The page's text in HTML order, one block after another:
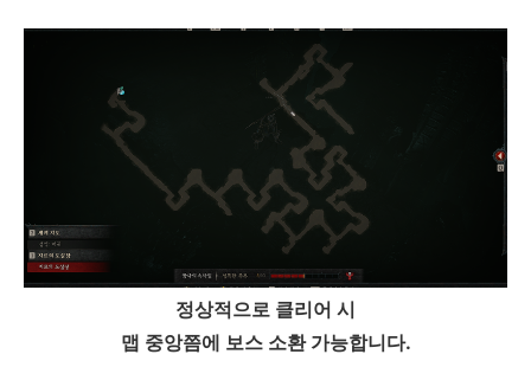
정상적으로 클리어 시
맵 중앙쯤에 보스 소환 가능합니다.